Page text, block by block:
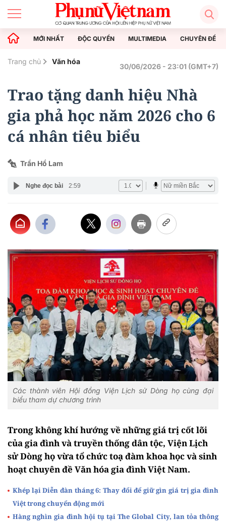
MỚI NHẤT ĐỘC QUYỀN MULTIMEDIA CHUYÊN ĐỀ
Trang chủ Văn hóa
30/06/2026 - 23:01 (GMT+7)
Trao tặng danh hiệu Nhà
gia phả học năm 2026 cho 6
cá nhân tiêu biểu
Trần Hồ Lam
Nghe đọc bài 2:59
Các thành viên Hội đồng Viện Lịch sử Dòng họ cùng đại
biểu tham dự chương trình
Trong không khí hướng về những giá trị cốt lõi
của gia đình và truyền thống dân tộc, Viện Lịch
sử Dòng họ vừa tổ chức toạ đàm khoa học và sinh
hoạt chuyên đề Văn hóa gia đình Việt Nam.
Khép lại Diễn đàn tháng 6: Thay đổi để giữ gìn giá trị gia đình
Việt trong chuyển động mới
Hàng nghìn gia đình hội tụ tại The Global City, lan tỏa thông